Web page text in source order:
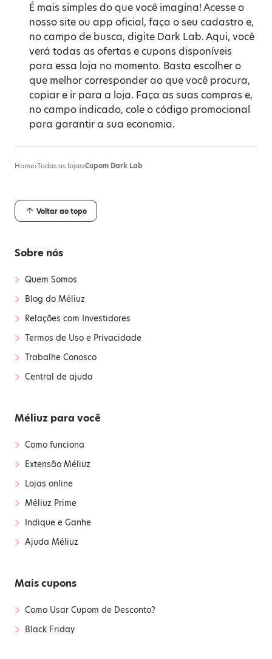
É mais simples do que você imagina! Acesse o
nosso site ou app oficial, faça o seu cadastro e,
no campo de busca, digite Dark Lab. Aqui, você
verá todas as ofertas e cupons disponíveis
para essa loja no momento. Basta escolher o
que melhor corresponder ao que você procura,
copiar e ir para a loja. Faça as suas compras e,
no campo indicado, cole o código promocional
para garantir a sua economia.
Home›Todas as lojas›Cupom Dark Lab
Voltar ao topo
Sobre nós
› Quem Somos
› Blog do Méliuz
› Relações com Investidores
› Termos de Uso e Privacidade
› Trabalhe Conosco
› Central de ajuda
Méliuz para você
› Como funciona
› Extensão Méliuz
› Lojas online
› Méliuz Prime
› Indique e Ganhe
› Ajuda Méliuz
Mais cupons
› Como Usar Cupom de Desconto?
› Black Friday